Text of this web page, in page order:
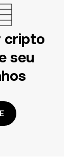
cripto
seu